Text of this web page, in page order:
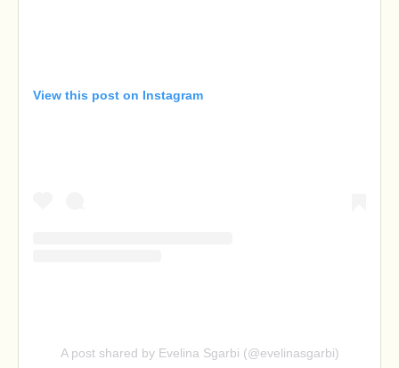
View this post on Instagram
A post shared by Evelina Sgarbi (@evelinasgarbi)